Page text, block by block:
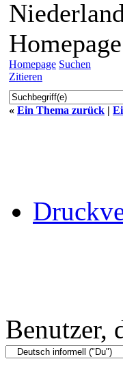
Homepage Suchen
Zitieren
« Ein Thema zurück |
Benutzer,